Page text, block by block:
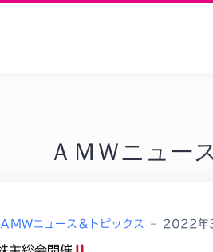
ＡＭＷニュー
ＡＭＷニュース＆トピックス – 2022年